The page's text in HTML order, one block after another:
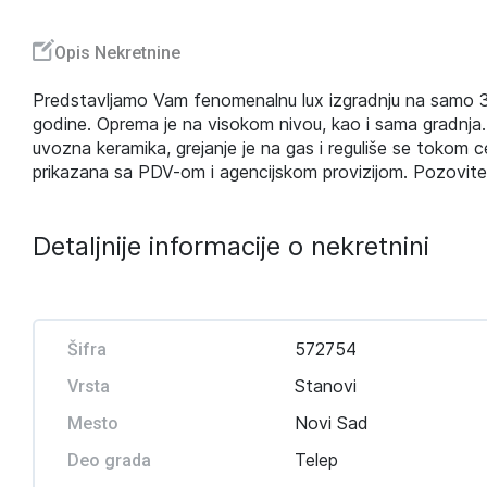
Opis Nekretnine
Predstavljamo Vam fenomenalnu lux izgradnju na
godine. Oprema je na visokom nivou, kao i sama
uvozna keramika, grejanje je na gas i reguliše se tokom
prikazana sa PDV-om i agencijskom provizijom.
Detaljnije informacije o nekretnini
Šifra 572754
Vrsta Stanovi
Mesto Novi Sad
Deo grada
Telep